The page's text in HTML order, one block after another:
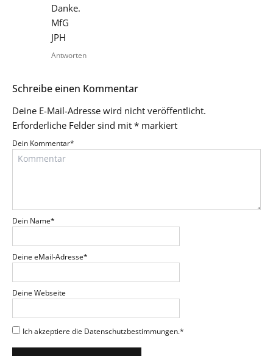
Danke.
MfG
JPH
Antworten
Schreibe einen Kommentar
Deine E-Mail-Adresse wird nicht veröffentlicht.
Erforderliche Felder sind mit * markiert
Dein Kommentar*
Dein Name*
Deine eMail-Adresse*
Deine Webseite
Ich akzeptiere die Datenschutzbestimmungen.*